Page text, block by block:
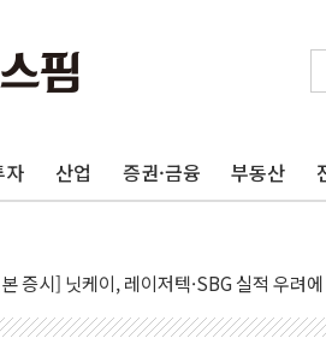
자 산업 증권·금융 부동산
8단지 현설에 대우·DL·GS·현산 참여…'
증시] 닛케이, 레이저텍·SBG 실적 우려
] 외교부